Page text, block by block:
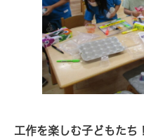
工作を楽しむ子どもたち